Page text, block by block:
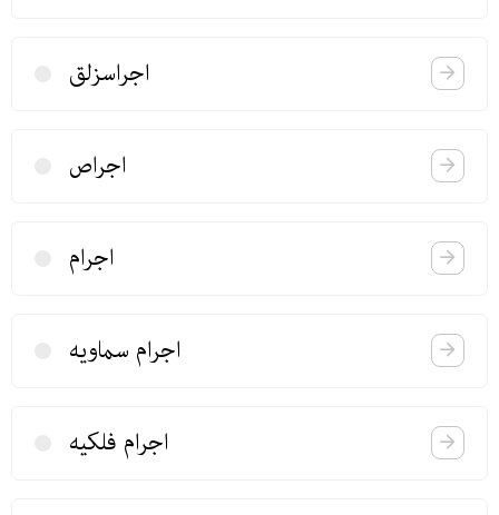
اجراسزلق
اجراص
اجرام
اجرام سماویه
اجرام فلكیه